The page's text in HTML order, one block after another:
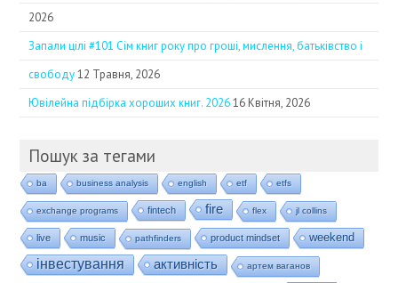
2026
Запали цілі #101 Сім книг року про гроші, мислення, батьківство і
свободу 12 Травня, 2026
Ювілейна підбірка хороших книг. 2026 16 Квітня, 2026
Пошук за тегами
ba business analysis english etf etfs
exchange programs fintech fire flex jl collins
live music pathfinders product mindset weekend
інвестування активність артем ваганов